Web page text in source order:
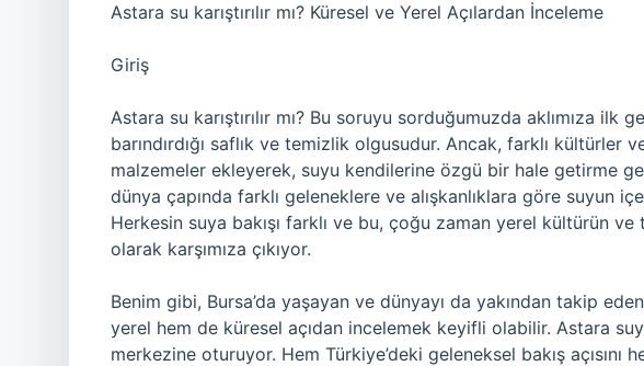
Astara su karıştırılır mı? Küresel ve Yerel Açılardan İnceleme
Giriş
Astara su karıştırılır mı? Bu soruyu sorduğumuzda aklımıza ilk
barındırdığı saflık ve temizlik olgusudur. Ancak, farklı kültürler
malzemeler ekleyerek, suyu kendilerine özgü bir hale getirme
dünya çapında farklı geleneklere ve alışkanlıklara göre suyun
Herkesin suya bakışı farklı ve bu, çoğu zaman yerel kültürün ve
olarak karşımıza çıkıyor.
Benim gibi, Bursa’da yaşayan ve dünyayı da yakından takip
yerel hem de küresel açıdan incelemek keyifli olabilir. Astara
merkezine oturuyor. Hem Türkiye’deki geleneksel bakış açısını